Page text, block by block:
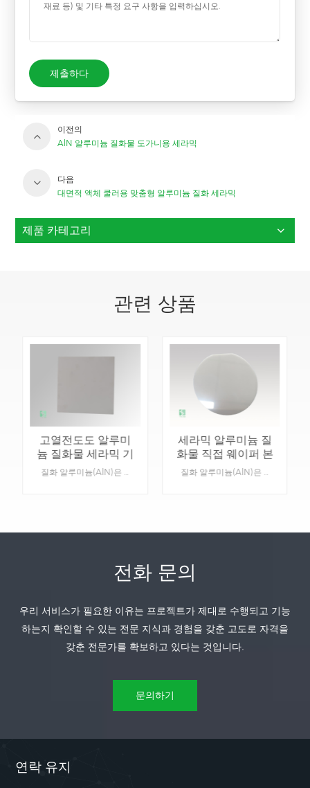
제출하다
이전의
AlN 알루미늄 질화물 도가니용 세라믹
다음
대면적 액체 쿨러용 맞춤형 알루미늄 질화 세라믹
제품 카테고리
관련 상품
고열전도도 알루미
늄 질화물 세라믹 기
판
질화 알루미늄(AlN)은 높은 열전도도와 전기 절연성이 필요한 경우에 적합한 우수한 소재로, 열 관리 및 전기 응용 분야에 이상적입니다.제품 세부 정보:재료: 질화알루미늄기능: 세라믹의 절연 및 방열.유형: 세라믹.색상: 회색.맞춤형 제작 가능: 네, 특정 제품에 대한 도면을 제공해 주세요.
더 알아보기
세라믹 알루미늄 질
화물 직접 웨이퍼 본
딩
질화 알루미늄(AlN)은 높은 열전도도와 전기 절연성이 필요한 경우에 적합한 우수한 소재로, 열 관리 및 전기 응용 분야에 이상적입니다.제품 세부 정보:재료: 질화알루미늄기능: 세라믹의 절연 및 방열.유형: 세라믹.색상: 회색.맞춤형 제작 가능: 네, 특정 제품에 대한 도면을 제공해 주세요.
더 알아보기
전화 문의
우리 서비스가 필요한 이유는 프로젝트가 제대로 수행되고 기능
하는지 확인할 수 있는 전문 지식과 경험을 갖춘 고도로 자격을
갖춘 전문가를 확보하고 있다는 것입니다.
문의하기
연락 유지